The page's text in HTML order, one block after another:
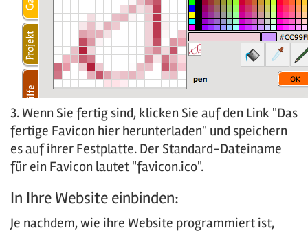
3. Wenn Sie fertig sind, klicken Sie auf den Link "Das
fertige Favicon hier herunterladen" und speichern
es auf ihrer Festplatte. Der Standard-Dateiname
für ein Favicon lautet "favicon.ico".
In Ihre Website einbinden:
Je nachdem, wie ihre Website programmiert ist,